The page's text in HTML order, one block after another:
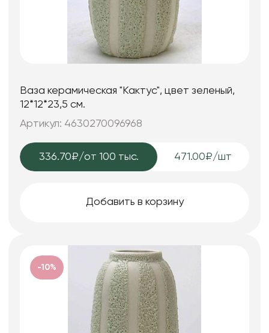
Ваза керамическая "Кактус", цвет зеленый,
12*12*23,5 см.
Артикул: 4630270096968
336.70₽/от 100 тыс. 471.00₽/шт
Добавить в корзину
-10%